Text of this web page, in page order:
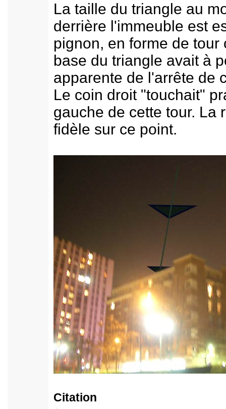
La taille du triangle au
derrière l'immeuble est
pignon, en forme de
base du triangle avait à
apparente de l'arrête de
Le coin droit "touchait"
gauche de cette tour. La
fidèle sur ce point.
Citation